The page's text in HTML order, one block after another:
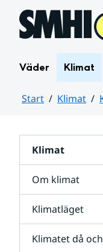
Hoppa till sidans
Väder Klimat
Start Klimat
Klimat
Om klimat
Klimatläget
Klimatet då